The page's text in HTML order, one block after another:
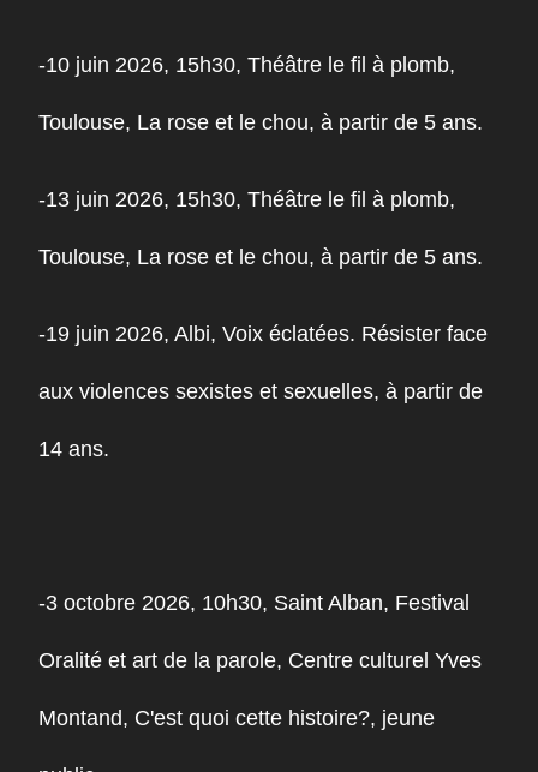
-10 juin 2026, 15h30, Théâtre le fil à plomb,
Toulouse, La rose et le chou, à partir de 5 ans.
-13 juin 2026, 15h30, Théâtre le fil à plomb,
Toulouse, La rose et le chou, à partir de 5 ans.
-19 juin 2026, Albi, Voix éclatées. Résister face
aux violences sexistes et sexuelles, à partir de
14 ans.
-3 octobre 2026, 10h30, Saint Alban, Festival
Oralité et art de la parole, Centre culturel Yves
Montand, C'est quoi cette histoire?, jeune